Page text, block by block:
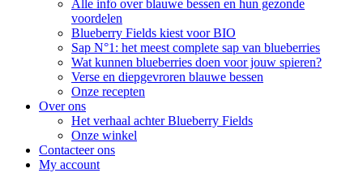
Alle info over blauwe bessen en hun gezonde
voordelen
Blueberry Fields kiest voor BIO
Sap N°1: het meest complete sap van blueberries
Wat kunnen blueberries doen voor jouw spieren?
Verse en diepgevroren blauwe bessen
Onze recepten
Over ons
Het verhaal achter Blueberry Fields
Onze winkel
Contacteer ons
My account